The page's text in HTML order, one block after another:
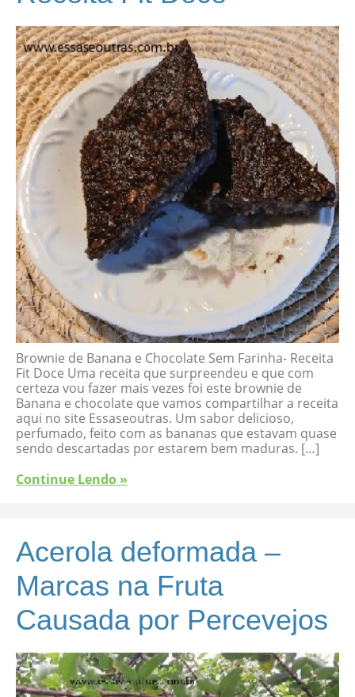
Brownie de Banana e Chocolate Sem Farinha- Receita
Fit Doce Uma receita que surpreendeu e que com
certeza vou fazer mais vezes foi este brownie de
Banana e chocolate que vamos compartilhar a receita
aqui no site Essaseoutras. Um sabor delicioso,
perfumado, feito com as bananas que estavam quase
sendo descartadas por estarem bem maduras. […]
Continue Lendo »
Acerola deformada –
Marcas na Fruta
Causada por Percevejos